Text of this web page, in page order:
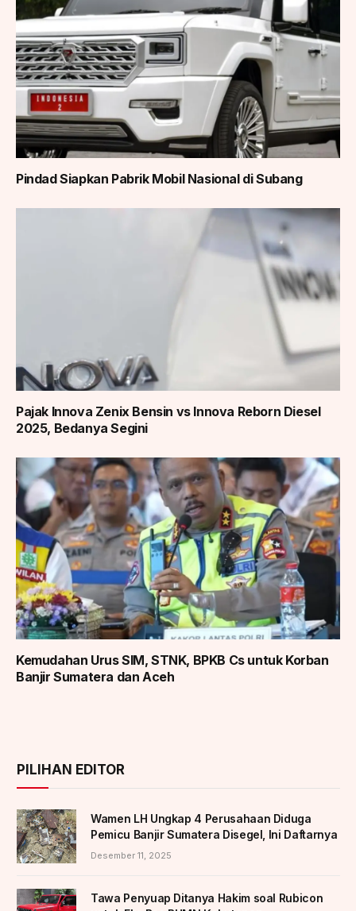
Pindad Siapkan Pabrik Mobil Nasional di Subang
Pajak Innova Zenix Bensin vs Innova Reborn Diesel
2025, Bedanya Segini
Kemudahan Urus SIM, STNK, BPKB Cs untuk Korban
Banjir Sumatera dan Aceh
PILIHAN EDITOR
Wamen LH Ungkap 4 Perusahaan Diduga
Pemicu Banjir Sumatera Disegel, Ini Daftarnya
Desember 11, 2025
Tawa Penyuap Ditanya Hakim soal Rubicon